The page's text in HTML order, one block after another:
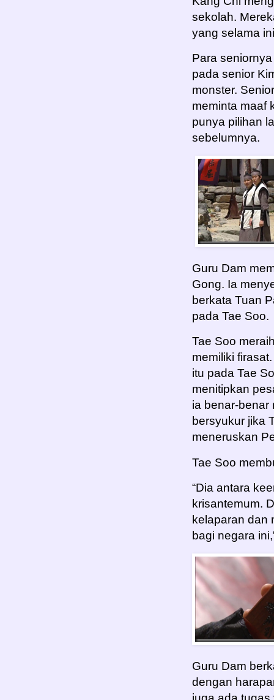
sekolah.
yang selama
Para
pada senior
monster.
meminta maaf
punya pilihan
sebelumnya.
Guru Dam
Gong. Ia
berkata Tuan
pada Tae Soo.
Tae Soo
memiliki
itu pada Tae
menitipkan
ia benar-benar
bersyukur jika
meneruskan
Tae Soo
“Dia antara
krisantemum.
kelaparan dan
bagi negara
Guru Dam
dengan